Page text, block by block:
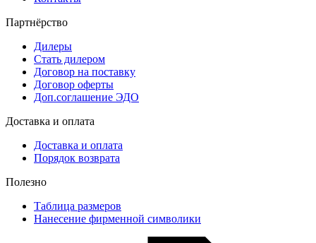
Партнёрство
Дилеры
Стать дилером
Договор на поставку
Договор оферты
Доп.соглашение ЭДО
Доставка и оплата
Доставка и оплата
Порядок возврата
Полезно
Таблица размеров
Нанесение фирменной символики